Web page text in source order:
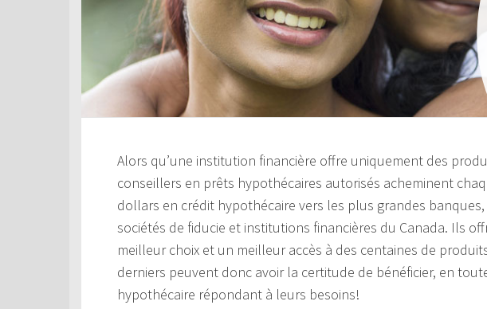
Alors qu’une institution financière offre uniquement des
conseillers en prêts hypothécaires autorisés acheminent
dollars en crédit hypothécaire vers les plus grandes
sociétés de fiducie et institutions financières du Canada. Ils
meilleur choix et un meilleur accès à des centaines de
derniers peuvent donc avoir la certitude de bénéficier, en
hypothécaire répondant à leurs besoins!